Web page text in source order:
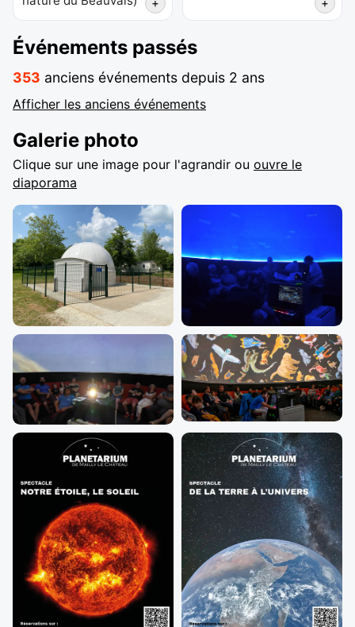
Événements passés
353 anciens événements depuis 2 ans
Afficher les anciens événements
Galerie photo
Clique sur une image pour l'agrandir ou ouvre le
diaporama